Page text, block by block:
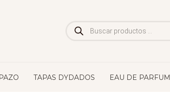
de
productos
TAPAS DYDADOS EAU DE PARFUM